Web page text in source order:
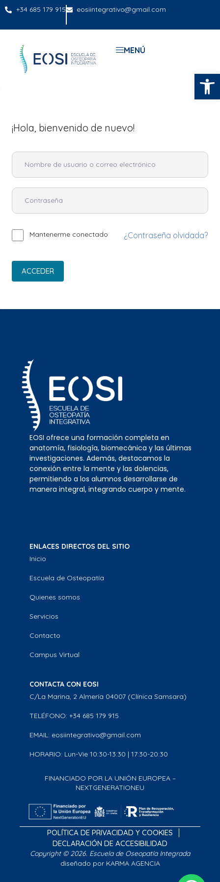
+34 685 179 915 eosiintegrativo@gmail.com
MENÚ
¡Hola, bienvenido de nuevo!
Mantenerme conectado ¿Contraseña olvidada?
ACCEDER
EOSI ofrece una formación completa en
anatomía, fisiología, biomecánica y las últimas
investigaciones. Además, destacamos la
conexión entre la mente y las dolencias,
permitiendo a los alumnos desarrollarse de
manera integral, integrando cuerpo y mente.
ENLACES DIRECTOS DEL SITIO
Inicio
Escuela de Osteopatía
Quienes somos
Servicios
Contacto
Campus Virtual
CONTACTA CON EOSI
C/La Marina, 2 Almería 04007 (Clínica Samsara)
TELÉFONO: +34 685 179 915
EMAIL: eosiintegrativo@gmail.com
HORARIO: Lun-Vie 10:30-13:30 | 17:30-20:30
FINANCIADO POR LA UNIÓN EUROPEA –
NEXTGENERATIONEU
POLÍTICA DE PRIVACIDAD Y COOKIES
DECLARACIÓN DE ACCESIBILIDAD
Copyright © 2026. Escuela de Oseopatía Integrada
diseñado por KARMA AGENCIA